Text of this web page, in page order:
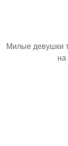
Милые девушки